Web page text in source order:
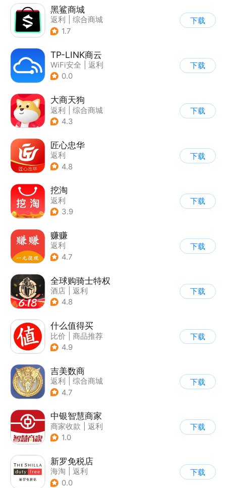
黑鲨商城
返利
综合商城
1.7
下载
TP-LINK商云
WiFi安全
返利
0.0
下载
大商天狗
返利
综合商城
4.3
下载
匠心忠华
返利
4.8
下载
挖淘
返利
3.9
下载
赚赚
返利
4.7
下载
全球购骑士特权
酒店
返利
4.8
下载
什么值得买
比价
商品推荐
4.9
下载
吉美数商
返利
综合商城
4.7
下载
中银智慧商家
商家收款
返利
1.0
下载
新罗免税店
海淘
返利
0.0
下载